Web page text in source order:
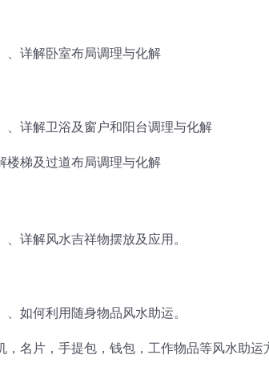
、详解卧室布局调理与化解
、详解卫浴及窗户和阳台调理与化解
楼梯及过道布局调理与化解
、详解风水吉祥物摆放及应用。
、如何利用随身物品风水助运。
，名片，手提包，钱包，工作物品等风水助运